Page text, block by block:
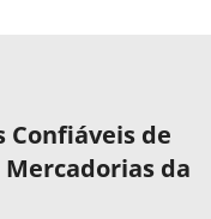
Confiáveis de
da